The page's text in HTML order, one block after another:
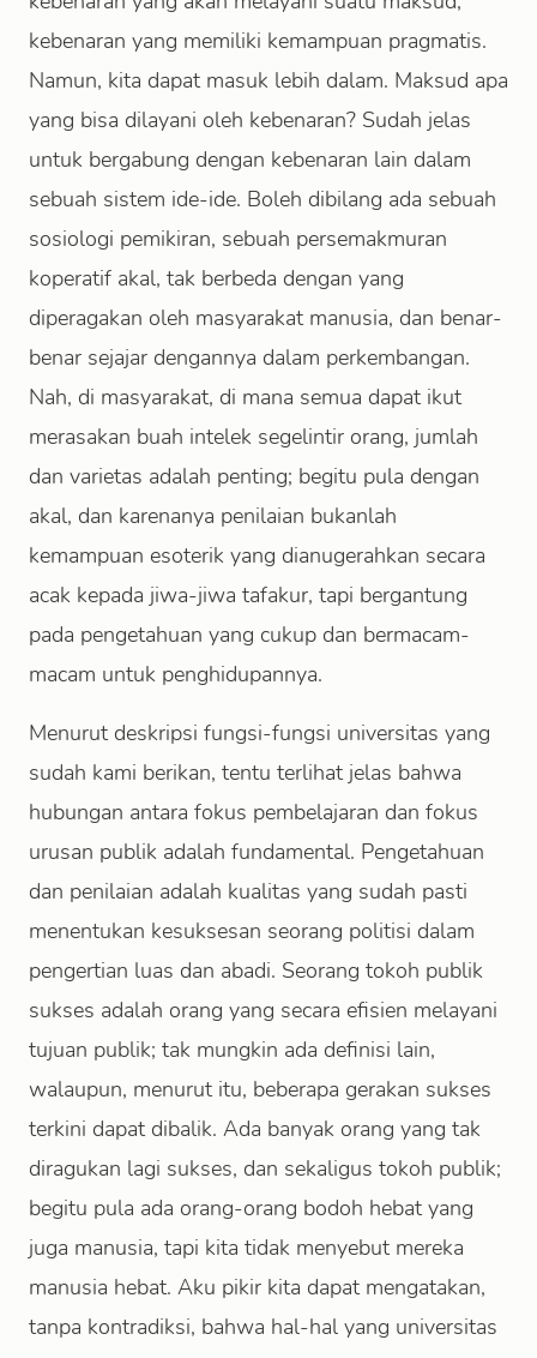
kebenaran yang memiliki kemampuan pragmatis.
Namun, kita dapat masuk lebih dalam. Maksud apa
yang bisa dilayani oleh kebenaran? Sudah jelas
untuk bergabung dengan kebenaran lain dalam
sebuah sistem ide-ide. Boleh dibilang ada sebuah
sosiologi pemikiran, sebuah persemakmuran
koperatif akal, tak berbeda dengan yang
diperagakan oleh masyarakat manusia, dan benar-
benar sejajar dengannya dalam perkembangan.
Nah, di masyarakat, di mana semua dapat ikut
merasakan buah intelek segelintir orang, jumlah
dan varietas adalah penting; begitu pula dengan
akal, dan karenanya penilaian bukanlah
kemampuan esoterik yang dianugerahkan secara
acak kepada jiwa-jiwa tafakur, tapi bergantung
pada pengetahuan yang cukup dan bermacam-
macam untuk penghidupannya.
Menurut deskripsi fungsi-fungsi universitas yang
sudah kami berikan, tentu terlihat jelas bahwa
hubungan antara fokus pembelajaran dan fokus
urusan publik adalah fundamental. Pengetahuan
dan penilaian adalah kualitas yang sudah pasti
menentukan kesuksesan seorang politisi dalam
pengertian luas dan abadi. Seorang tokoh publik
sukses adalah orang yang secara efisien melayani
tujuan publik; tak mungkin ada definisi lain,
walaupun, menurut itu, beberapa gerakan sukses
terkini dapat dibalik. Ada banyak orang yang tak
diragukan lagi sukses, dan sekaligus tokoh publik;
begitu pula ada orang-orang bodoh hebat yang
juga manusia, tapi kita tidak menyebut mereka
manusia hebat. Aku pikir kita dapat mengatakan,
tanpa kontradiksi, bahwa hal-hal yang universitas